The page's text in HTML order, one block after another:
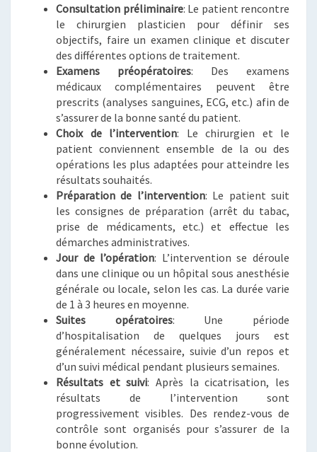
Consultation préliminaire: Le patient rencontre
le chirurgien plasticien pour définir ses
objectifs, faire un examen clinique et discuter
des différentes options de traitement.
Examens préopératoires: Des examens
médicaux complémentaires peuvent être
prescrits (analyses sanguines, ECG, etc.) afin de
s’assurer de la bonne santé du patient.
Choix de l’intervention: Le chirurgien et le
patient conviennent ensemble de la ou des
opérations les plus adaptées pour atteindre les
résultats souhaités.
Préparation de l’intervention: Le patient suit
les consignes de préparation (arrêt du tabac,
prise de médicaments, etc.) et effectue les
démarches administratives.
Jour de l’opération: L’intervention se déroule
dans une clinique ou un hôpital sous anesthésie
générale ou locale, selon les cas. La durée varie
de 1 à 3 heures en moyenne.
Suites opératoires: Une période
d’hospitalisation de quelques jours est
généralement nécessaire, suivie d’un repos et
d’un suivi médical pendant plusieurs semaines.
Résultats et suivi: Après la cicatrisation, les
résultats de l’intervention sont
progressivement visibles. Des rendez-vous de
contrôle sont organisés pour s’assurer de la
bonne évolution.